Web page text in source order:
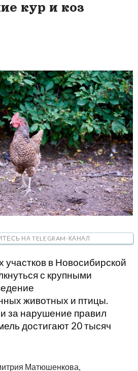
кур и коз
НА TELEGRAM-КАНАЛ
в Новосибирской
с крупными
животных и птицы.
за нарушение правил
достигают 20 тысяч
Матюшенкова,